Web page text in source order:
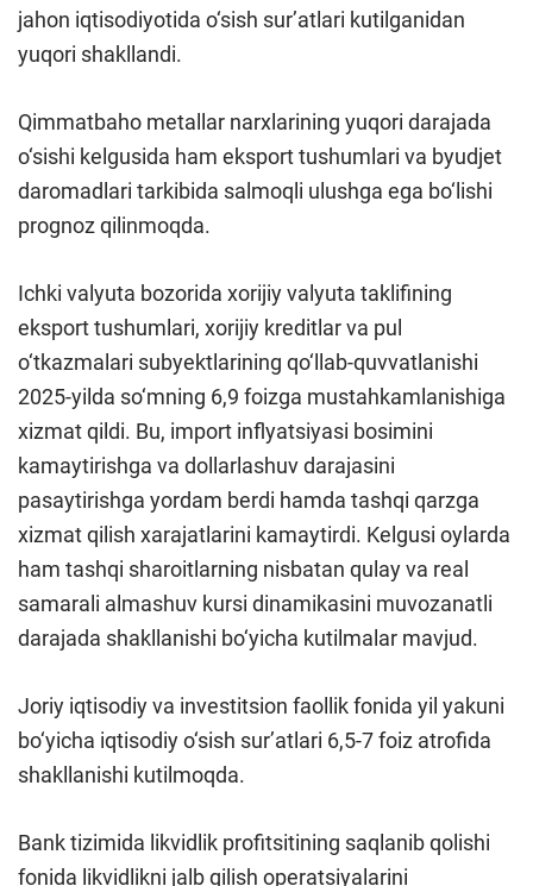
jahon iqtisodiyotida o‘sish sur’atlari kutilganidan
yuqori shakllandi.
Qimmatbaho metallar narxlarining yuqori darajada
o‘sishi kelgusida ham eksport tushumlari va byudjet
daromadlari tarkibida salmoqli ulushga ega bo‘lishi
prognoz qilinmoqda.
Ichki valyuta bozorida xorijiy valyuta taklifining
eksport tushumlari, xorijiy kreditlar va pul
o‘tkazmalari subyektlarining qo‘llab-quvvatlanishi
2025-yilda so‘mning 6,9 foizga mustahkamlanishiga
xizmat qildi. Bu, import inflyatsiyasi bosimini
kamaytirishga va dollarlashuv darajasini
pasaytirishga yordam berdi hamda tashqi qarzga
xizmat qilish xarajatlarini kamaytirdi. Kelgusi oylarda
ham tashqi sharoitlarning nisbatan qulay va real
samarali almashuv kursi dinamikasini muvozanatli
darajada shakllanishi bo‘yicha kutilmalar mavjud.
Joriy iqtisodiy va investitsion faollik fonida yil yakuni
bo‘yicha iqtisodiy o‘sish sur’atlari 6,5-7 foiz atrofida
shakllanishi kutilmoqda.
Bank tizimida likvidlik profitsitining saqlanib qolishi
fonida likvidlikni jalb qilish operatsiyalarini